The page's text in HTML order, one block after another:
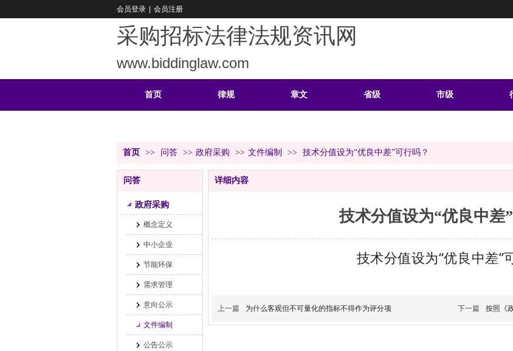
采购招标法律法规资讯网
www.biddinglaw.com
会员登录 会员注册
首页 律规 章文 省级 市级
首页 >> 问答 >> 政府采购 >> 文件编制 >> 技术分值设为“优良中差”可行吗？
问答
政府采购
概念定义
中小企业
节能环保
需求管理
意向公示
文件编制
公告公示
详细内容
技术分值设为“优良中差
技术分值设为“优良中差”
上一篇 为什么客观但不可量化的指标不得作为评分项 下一篇 按照《